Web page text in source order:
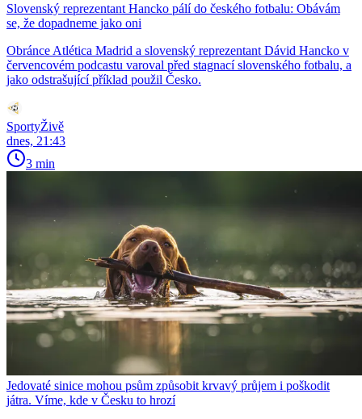
Slovenský reprezentant Hancko pálí do českého fotbalu: Obávám
se, že dopadneme jako oni
Obránce Atlética Madrid a slovenský reprezentant Dávid Hancko v
červencovém podcastu varoval před stagnací slovenského fotbalu, a
jako odstrašující příklad použil Česko.
SportyŽivě
dnes, 21:43
3 min
Jedovaté sinice mohou psům způsobit krvavý průjem i poškodit
játra. Víme, kde v Česku to hrozí